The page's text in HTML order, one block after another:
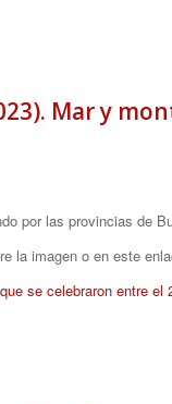
Mar y
por las provincias de
la imagen o en este